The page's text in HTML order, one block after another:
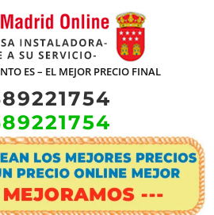
ES – EL MEJOR PRECIO FINAL